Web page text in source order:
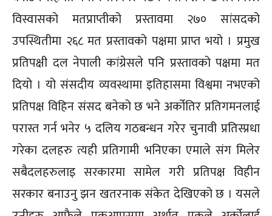
विस्वासको मतप्राप्तीको प्रस्तावमा २७० सांसदको
उपस्थितीमा २६८ मत प्रस्तावको पक्षमा प्राप्त भयो । प्रमुख
प्रतिपक्षी दल नेपाली कांग्रेसले पनि प्रस्तावको पक्षमा मत
दियो । यो संसदीय व्यवस्थामा इतिहासमा विश्वमा नभएको
प्रतिपक्ष विहिन संसद बनेको छ भने अर्कोतिर प्रतिगमनलाई
परास्त गर्न भनेर ५ दलिय गठबन्धन गरेर चुनावी प्रतिस्प्रधा
गरेका दलहरु त्यही प्रतिगामी भनिएका एमाले संग मिलेर
सबैदलहरुलाइ सरकारमा सामेल गरी प्रतिपक्ष विहीन
सरकार बनाउनु झन खतरनाक संकेत देखिएको छ । यसले